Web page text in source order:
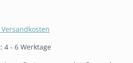
4 - 6 Werktage